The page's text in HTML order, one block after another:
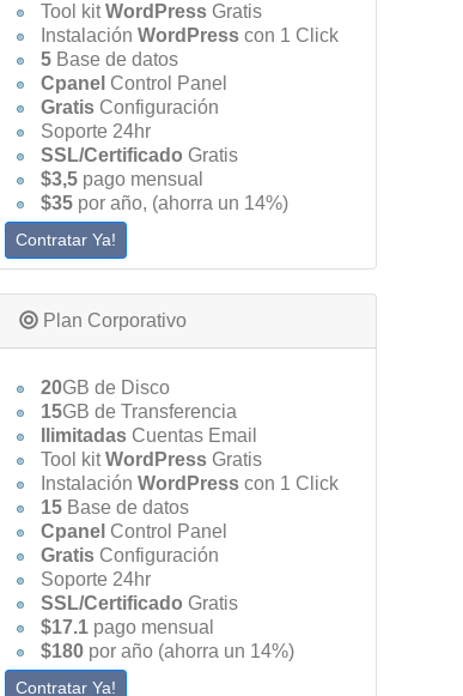
Tool kitWordPress Gratis
Instalación WordPress con 1 Click
5 Base de datos
Cpanel Control Panel
Gratis Configuración
Soporte 24hr
SSL/Certificado Gratis
$3,5 pago mensual
$35 por año, (ahorra un 14%)
Contratar Ya!
Plan Corporativo
20GB de Disco
15GB de Transferencia
Ilimitadas Cuentas Email
Tool kitWordPress Gratis
Instalación WordPress con 1 Click
15 Base de datos
Cpanel Control Panel
Gratis Configuración
Soporte 24hr
SSL/Certificado Gratis
$17.1 pago mensual
$180 por año (ahorra un 14%)
Contratar Ya!